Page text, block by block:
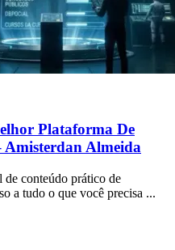
Plataforma De
Amisterdan Almeida
conteúdo prático de
a tudo o que você precisa ...